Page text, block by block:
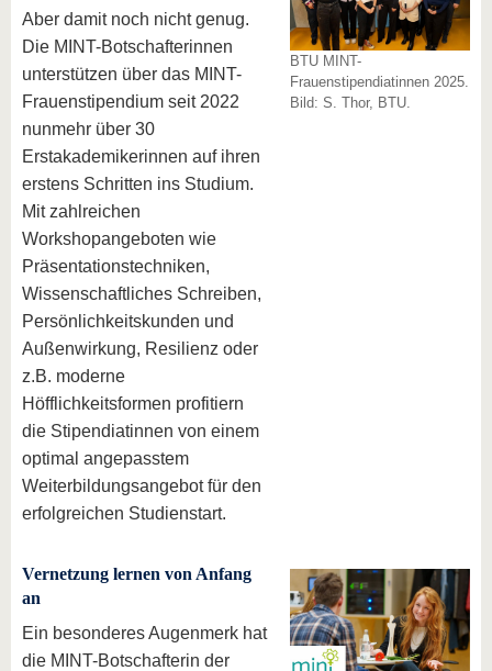
BTU MINT-
Frauenstipendiatinnen 2025.
Bild: S. Thor, BTU.
Aber damit noch nicht genug.
Die MINT-Botschafterinnen
unterstützen über das MINT-
Frauenstipendium seit 2022
nunmehr über 30
Erstakademikerinnen auf ihren
erstens Schritten ins Studium.
Mit zahlreichen
Workshopangeboten wie
Präsentationstechniken,
Wissenschaftliches Schreiben,
Persönlichkeitskunden und
Außenwirkung, Resilienz oder
z.B. moderne
Höfflichkeitsformen profitiern
die Stipendiatinnen von einem
optimal angepasstem
Weiterbildungsangebot für den
erfolgreichen Studienstart.
Vernetzung lernen von Anfang
an
Ein besonderes Augenmerk hat
die MINT-Botschafterin der